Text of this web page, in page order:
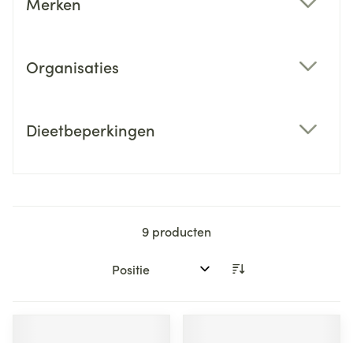
Organisaties
Dieetbeperkingen
9 producten
Sorteer op: